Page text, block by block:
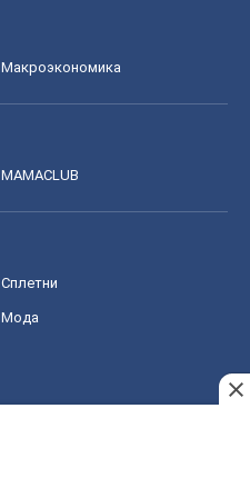
Mакроэкономика
MAMACLUB
Сплетни
Мода